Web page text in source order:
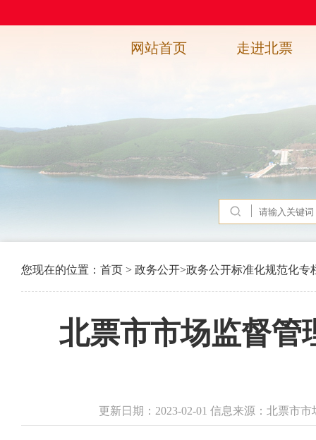
网站首页 走进北票
您现在的位置： 首页 > 政务公开>政务公开标准化规范化专
北票市市场监督管
更新日期：2023-02-01 信息来源：北票市